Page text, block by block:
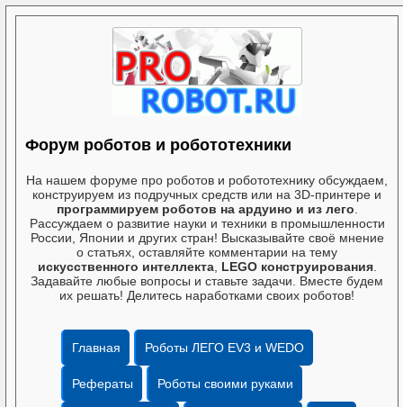
Форум роботов и робототехники
На нашем форуме про роботов и робототехнику обсуждаем,
конструируем из подручных средств или на 3D-принтере и
программируем роботов на ардуино и из лего
Рассуждаем о развитие науки и техники в промышленности
России, Японии и других стран! Высказывайте своё мнение
о статьях, оставляйте комментарии на тему
искусственного интеллекта, LEGO конструирования.
Задавайте любые вопросы и ставьте задачи. Вместе будем
их решать! Делитесь наработками своих роботов!
Главная Роботы ЛЕГО EV3 и WEDO
Рефераты Роботы своими руками